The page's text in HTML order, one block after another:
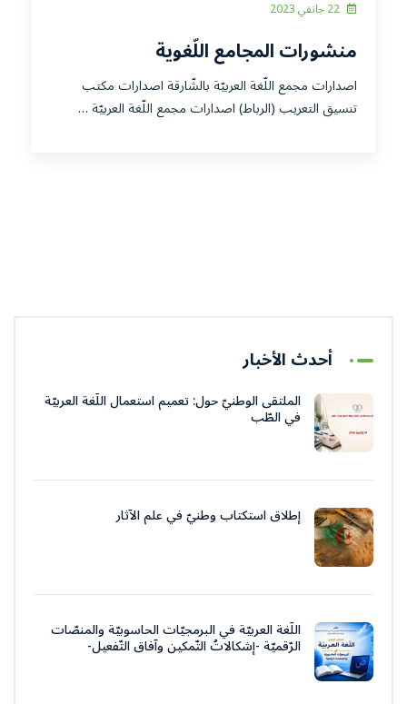
منشورات المجامع اللّغوية
اصدارات مجمع اللّغة العربيّة بالشّارقة اصدارات مكتب
تنسيق التعريب (الرباط) اصدارات مجمع اللّغة العربيّة …
أحدث الأخبار
الملتقى الوطنيّ حول: تعميم استعمال اللّغة العربيّة
في الطّب
إطلاق استكتاب وطنيّ في علم الآثار
اللّغة العربيّة في البرمجيّات الحاسوبيّة والمنصّات
الرّقميّة -إشكالاتُ التّمكين وآفاق التّفعيل-